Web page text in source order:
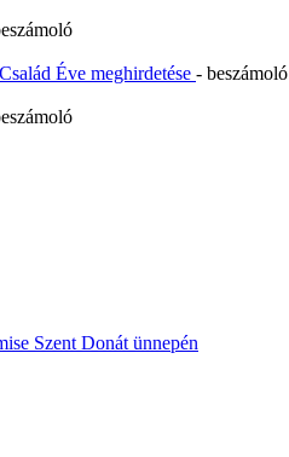
Éve meghirdetése - beszámoló
Szent Donát ünnepén